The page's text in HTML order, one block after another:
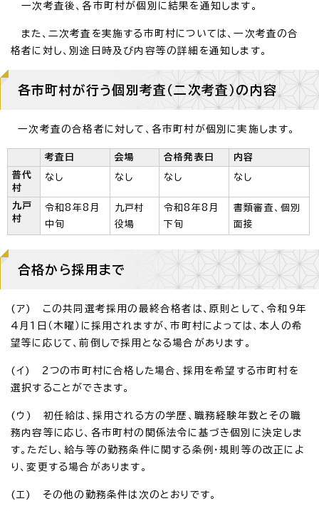
一次考査後、各市町村が個別に結果を通知します。
また、二次考査を実施する市町村については、一次考査の合
格者に対し、別途日時及び内容等の詳細を通知します。
各市町村が行う個別考査（二次考査）の内容
一次考査の合格者に対して、各市町村が個別に実施します。
考査日 会場 合格発表日
内容
普代
村
なし なし なし なし
九戸
村
令和8年8月
中旬
九戸村
役場
令和8年8月
下旬
書類審査、個別
面接
合格から採用まで
(ア) この共同選考採用の最終合格者は、原則として、令和9年
4月1日（木曜）に採用されますが、市町村によっては、本人の希
望等に応じて、前倒しで採用となる場合があります。
(イ) 2つの市町村に合格した場合、採用を希望する市町村を
選択することができます。
(ウ) 初任給は、採用される方の学歴、職務経験年数とその職
務内容等に応じ、各市町村の関係法令に基づき個別に決定しま
す。ただし、給与等の勤務条件に関する条例・規則等の改正によ
り、変更する場合があります。
(エ) その他の勤務条件は次のとおりです。